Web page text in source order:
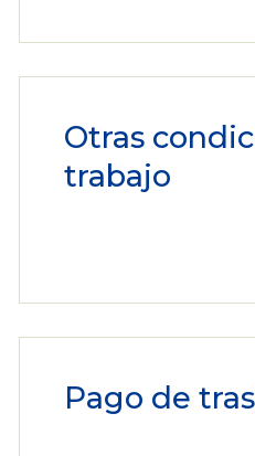
Otras
trabajo
Pago de